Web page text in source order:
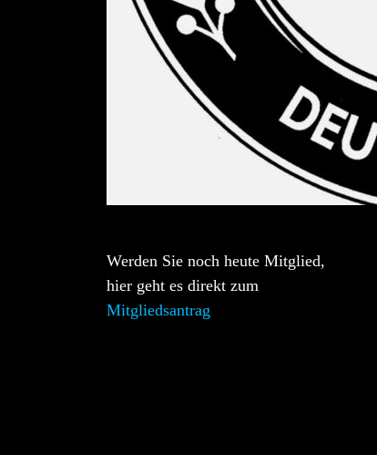
Werden Sie noch heute Mitglied,
hier geht es direkt zum
Mitgliedsantrag